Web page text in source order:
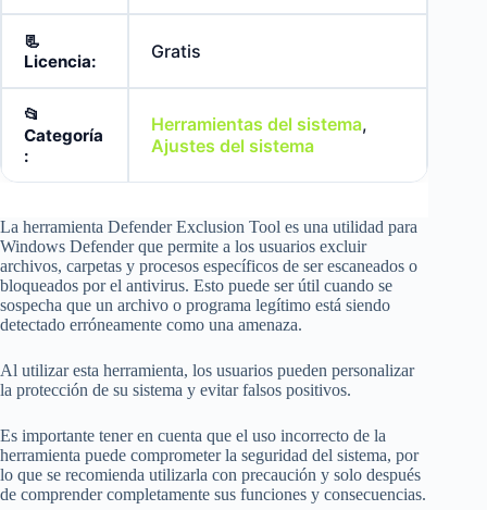
📃
Licencia:
Gratis
📂
Categoría
:
Herramientas del sistema,
Ajustes del sistema
La herramienta Defender Exclusion Tool es una utilidad para
Windows Defender que permite a los usuarios excluir
archivos, carpetas y procesos específicos de ser escaneados o
bloqueados por el antivirus. Esto puede ser útil cuando se
sospecha que un archivo o programa legítimo está siendo
detectado erróneamente como una amenaza.
Al utilizar esta herramienta, los usuarios pueden personalizar
la protección de su sistema y evitar falsos positivos.
Es importante tener en cuenta que el uso incorrecto de la
herramienta puede comprometer la seguridad del sistema, por
lo que se recomienda utilizarla con precaución y solo después
de comprender completamente sus funciones y consecuencias.